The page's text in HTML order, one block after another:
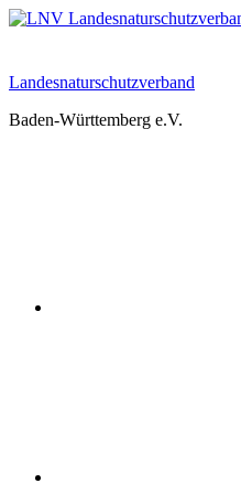
Zum
Landesnaturschutzverband
Baden-Württemberg e.V.